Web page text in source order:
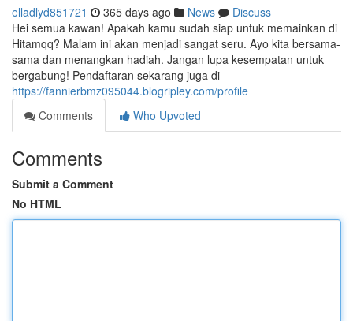
elladlyd851721 365 days ago News
Discuss
Hei semua kawan! Apakah kamu sudah siap untuk memainkan di
Hitamqq? Malam ini akan menjadi sangat seru. Ayo kita bersama-
sama dan menangkan hadiah. Jangan lupa kesempatan untuk
bergabung! Pendaftaran sekarang juga di
https://fannierbmz095044.blogripley.com/profile
Comments
Who Upvoted
Comments
Submit a Comment
No HTML